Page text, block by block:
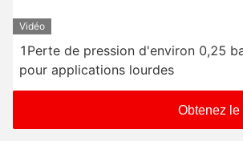
Vidéo
1Perte de pression d'environ 0,25
pour applications lourdes
Obtenez